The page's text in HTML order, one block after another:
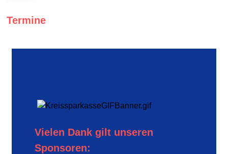
Termine
Vielen Dank gilt unseren
Sponsoren: